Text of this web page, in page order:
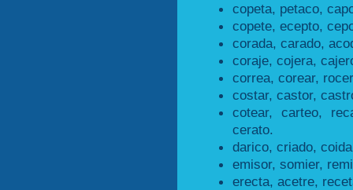
copeta, petaco,
copete, ecepto,
corada, carado,
coraje, cojera,
correa, corear,
costar, castor,
cotear, carteo,
cerato.
darico, criado,
emisor, somier,
erecta, acetre,